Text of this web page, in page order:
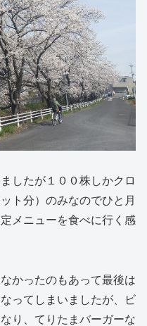
したが１００株しかクロ
ト分）のみなのでひと月
メニューを食べに行く感
かったのもあって最後は
ってしまいましたが、ビ
り、てりたまバーガーな